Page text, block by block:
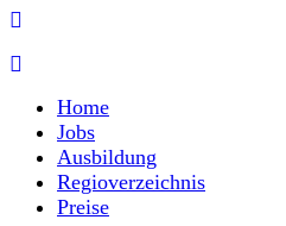
Home
Jobs
Ausbildung
Regioverzeichnis
Preise